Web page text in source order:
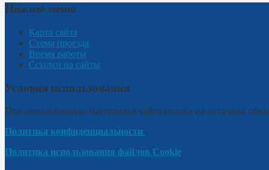
Нижнее меню
Карта сайта
Схема проезда
Время работы
Ссылки на сайты
Условия использования
При использовании материалов сайта ссылка на источник
Политика конфиденциальности
Политика использования файлов Cookie